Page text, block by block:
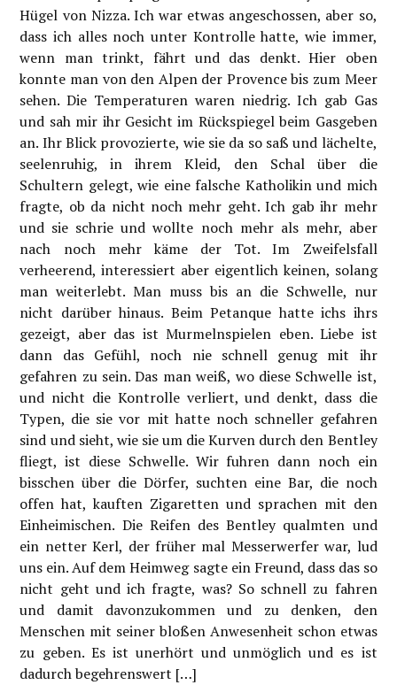
Hügel von Nizza. Ich war etwas angeschossen, aber so,
dass ich alles noch unter Kontrolle hatte, wie immer,
wenn man trinkt, fährt und das denkt. Hier oben
konnte man von den Alpen der Provence bis zum Meer
sehen. Die Temperaturen waren niedrig. Ich gab Gas
und sah mir ihr Gesicht im Rückspiegel beim Gasgeben
an. Ihr Blick provozierte, wie sie da so saß und lächelte,
seelenruhig, in ihrem Kleid, den Schal über die
Schultern gelegt, wie eine falsche Katholikin und mich
fragte, ob da nicht noch mehr geht. Ich gab ihr mehr
und sie schrie und wollte noch mehr als mehr, aber
nach noch mehr käme der Tot. Im Zweifelsfall
verheerend, interessiert aber eigentlich keinen, solang
man weiterlebt. Man muss bis an die Schwelle, nur
nicht darüber hinaus. Beim Petanque hatte ichs ihrs
gezeigt, aber das ist Murmelnspielen eben. Liebe ist
dann das Gefühl, noch nie schnell genug mit ihr
gefahren zu sein. Das man weiß, wo diese Schwelle ist,
und nicht die Kontrolle verliert, und denkt, dass die
Typen, die sie vor mit hatte noch schneller gefahren
sind und sieht, wie sie um die Kurven durch den Bentley
fliegt, ist diese Schwelle. Wir fuhren dann noch ein
bisschen über die Dörfer, suchten eine Bar, die noch
offen hat, kauften Zigaretten und sprachen mit den
Einheimischen. Die Reifen des Bentley qualmten und
ein netter Kerl, der früher mal Messerwerfer war, lud
uns ein. Auf dem Heimweg sagte ein Freund, dass das so
nicht geht und ich fragte, was? So schnell zu fahren
und damit davonzukommen und zu denken, den
Menschen mit seiner bloßen Anwesenheit schon etwas
zu geben. Es ist unerhört und unmöglich und es ist
dadurch begehrenswert […]